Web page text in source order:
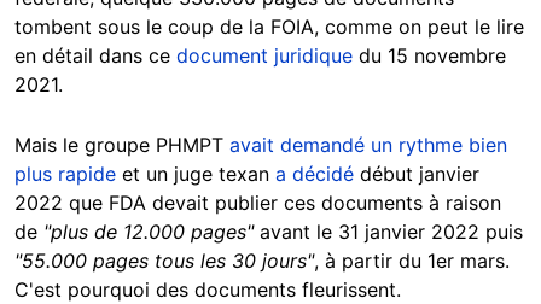
tombent sous le coup de la FOIA, comme on peut le lire
en détail dans ce document juridique du 15 novembre
2021.
Mais le groupe PHMPT avait demandé un rythme bien
plus rapide et un juge texan a décidé début janvier
2022 que FDA devait publier ces documents à raison
de "plus de 12.000 pages"avant le 31 janvier 2022 puis
"55.000 pages tous les 30 jours", à partir du 1er mars.
C'est pourquoi des documents fleurissent.